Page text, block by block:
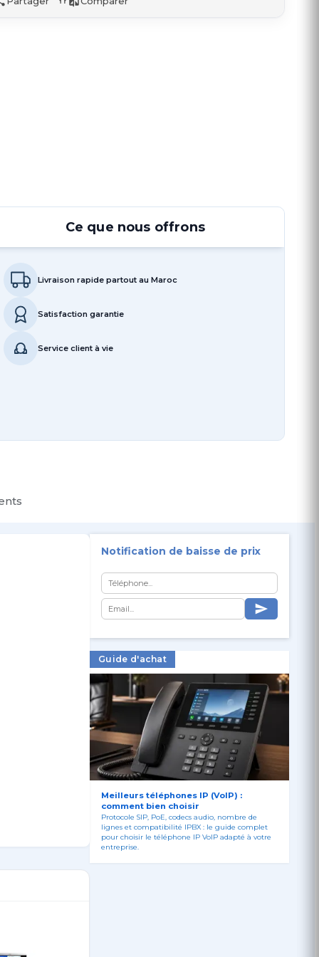
Ce que nous offrons
Livraison rapide partout au Maroc
Satisfaction garantie
Service client à vie
Notification de baisse de prix
Guide d'achat
Meilleurs téléphones IP (VoIP) :
comment bien choisir
Protocole SIP, PoE, codecs audio, nombre de
lignes et compatibilité IPBX : le guide complet
pour choisir le téléphone IP VoIP adapté à votre
entreprise.